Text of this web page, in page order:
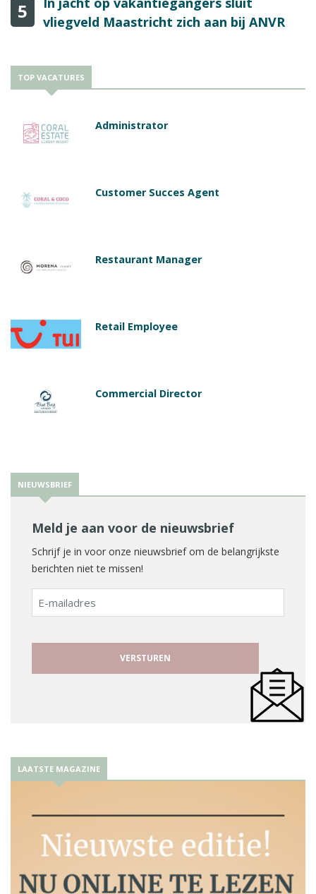
5
vliegveld Maastricht zich aan bij ANVR
TOP VACATURES
Administrator
Customer Succes Agent
Restaurant Manager
Retail Employee
Commercial Director
NIEUWSBRIEF
Meld je aan voor de nieuwsbrief
Schrijf je in voor onze nieuwsbrief om de belangrijkste
berichten niet te missen!
E-
mailadres
LAATSTE MAGAZINE